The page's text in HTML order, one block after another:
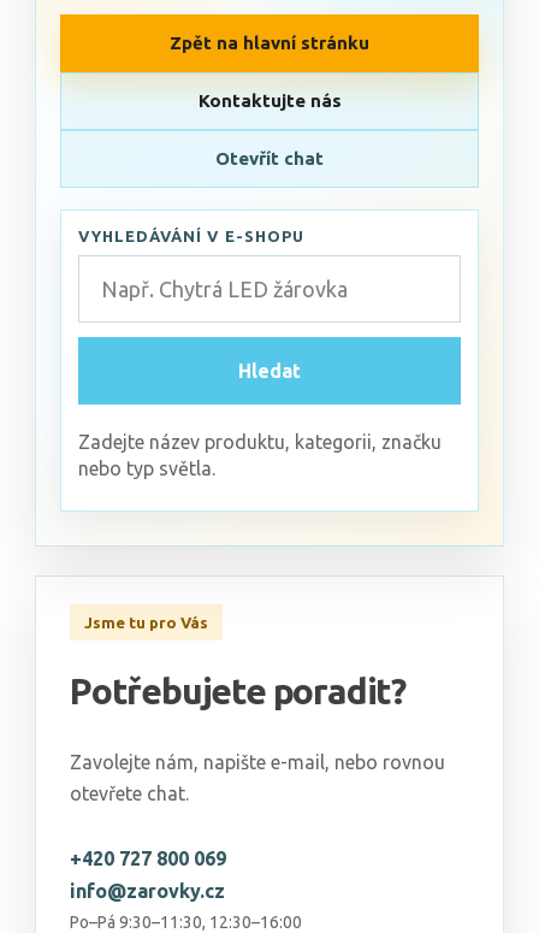
VYHLEDÁVÁNÍ V E-SHOPU
Hledat
Zadejte název produktu, kategorii, značku
nebo typ světla.
Zpět na hlavní stránku
Kontaktujte nás
Otevřít chat
Jsme tu pro Vás
Potřebujete poradit?
Zavolejte nám, napište e-mail, nebo rovnou
otevřete chat.
+420 727 800 069
info@zarovky.cz
Po–Pá 9:30–11:30, 12:30–16:00